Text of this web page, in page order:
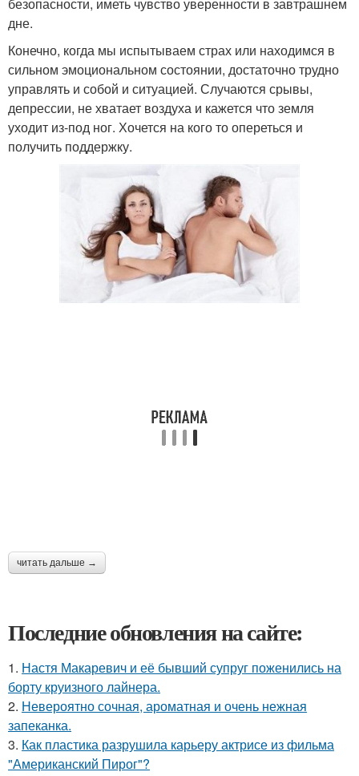
дне.
Конечно, когда мы испытываем страх или находимся в
сильном эмоциональном состоянии, достаточно трудно
управлять и собой и ситуацией. Случаются срывы,
депрессии, не хватает воздуха и кажется что земля
уходит из-под ног. Хочется на кого то опереться и
получить поддержку.
читать дальше →
Последние обновления на сайте:
1. Настя Макаревич и её бывший супруг поженились на
борту круизного лайнера.
2. Невероятно сочная, ароматная и очень нежная
запеканка.
3. Как пластика разрушила карьеру актрисе из фильма
"Американский Пирог"?